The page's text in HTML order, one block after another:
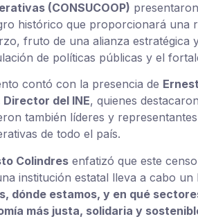
(CONSUCOOP)
histórico que proporcionará una
fruto de una alianza estratégica
de políticas públicas y el
contó con la presencia de
Director del INE, quienes
también líderes y
de todo el país.
Colindres enfatizó que este
institución estatal lleva a cabo un
dónde estamos, y en qué
más justa, solidaria y